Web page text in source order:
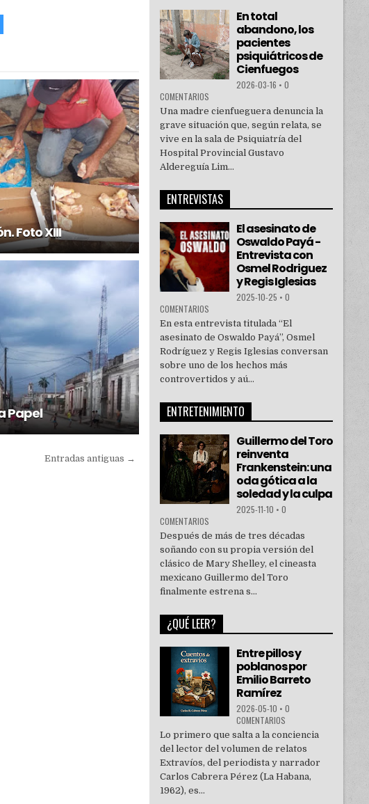
Foto XIII
Papel
Entradas antiguas →
En total
abandono, los
pacientes
psiquiátricos de
Cienfuegos
2026-03-16 • 0
COMENTARIOS
Una madre cienfueguera denuncia la
grave situación que, según relata, se
vive en la sala de Psiquiatría del
Hospital Provincial Gustavo
Aldereguía Lim...
ENTREVISTAS
El asesinato de
Oswaldo Payá -
Entrevista con
Osmel Rodriguez
y Regis Iglesias
2025-10-25 • 0
COMENTARIOS
En esta entrevista titulada “El
asesinato de Oswaldo Payá”, Osmel
Rodríguez y Regis Iglesias conversan
sobre uno de los hechos más
controvertidos y aú...
ENTRETENIMIENTO
Guillermo del Toro
reinventa
Frankenstein: una
oda gótica a la
soledad y la culpa
2025-11-10 • 0
COMENTARIOS
Después de más de tres décadas
soñando con su propia versión del
clásico de Mary Shelley, el cineasta
mexicano Guillermo del Toro
finalmente estrena s...
¿QUÉ LEER?
Entre pillos y
poblanos por
Emilio Barreto
Ramírez
2026-05-10 • 0
COMENTARIOS
Lo primero que salta a la conciencia
del lector del volumen de relatos
Extravíos, del periodista y narrador
Carlos Cabrera Pérez (La Habana,
1962), es...